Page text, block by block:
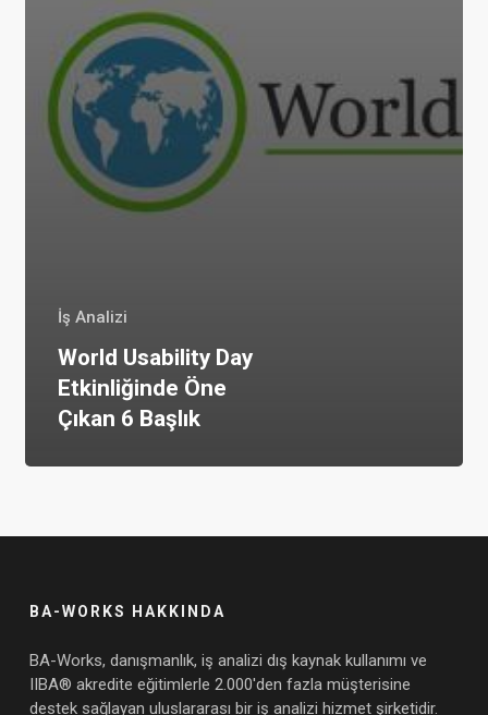
İş Analizi
World Usability Day
Etkinliğinde Öne
Çıkan 6 Başlık
BA-WORKS HAKKINDA
BA-Works, danışmanlık, iş analizi dış kaynak kullanımı ve
IIBA® akredite eğitimlerle 2.000'den fazla müşterisine
destek sağlayan uluslararası bir iş analizi hizmet şirketidir.